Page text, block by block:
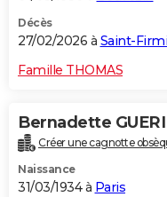
Décès
27/02/2026 à Saint-
Famille THOMAS
Bernadette
Créer une cagnotte
Naissance
31/03/1934 à Paris